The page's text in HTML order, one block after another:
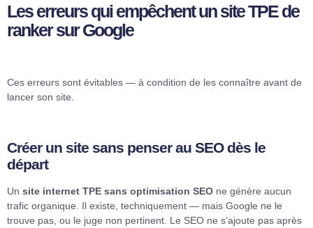
Les erreurs qui empêchent un site TPE de
ranker sur Google
Ces erreurs sont évitables — à condition de les connaître avant de
lancer son site.
Créer un site sans penser au SEO dès le
départ
Un site internet TPE sans optimisation SEO ne génère aucun
trafic organique. Il existe, techniquement — mais Google ne le
trouve pas, ou le juge non pertinent. Le SEO ne s’ajoute pas après